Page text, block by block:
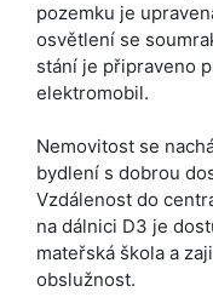
pozemku je
osvětlení se
stání je připraveno
elektromobil.
Nemovitost se
bydlení s dobrou
Vzdálenost do
na dálnici D3 je
mateřská škola a
obslužnost.